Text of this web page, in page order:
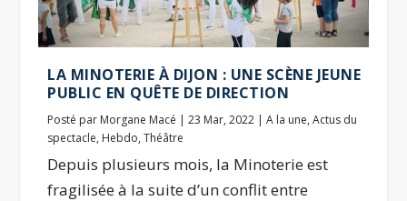
LA MINOTERIE À DIJON : UNE SCÈNE JEUNE
PUBLIC EN QUÊTE DE DIRECTION
Posté par Morgane Macé |23 Mar, 2022 |A la une,Actus du
spectacle, Hebdo,Théâtre
Depuis plusieurs mois, la Minoterie est
fragilisée à la suite d’un conflit entre